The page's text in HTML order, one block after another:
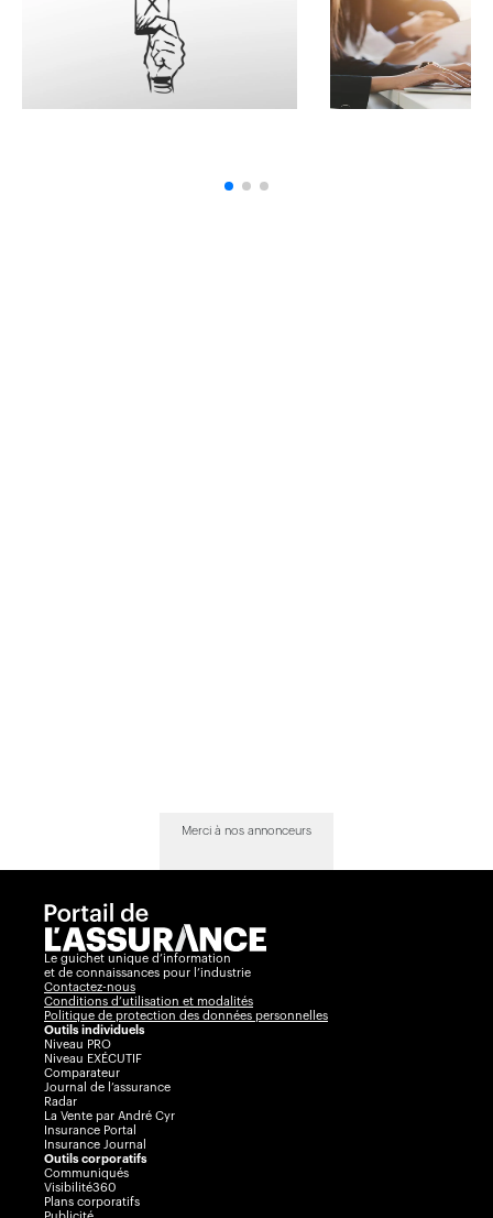
Merci à nos annonceurs
Le guichet unique d’information
et de connaissances pour l’industrie
Contactez-nous
Conditions d’utilisation et modalités
Politique de protection des données personnelles
Outils individuels
Niveau PRO
Niveau EXÉCUTIF
Comparateur
Journal de l’assurance
Radar
La Vente par André Cyr
Insurance Portal
Insurance Journal
Outils corporatifs
Communiqués
Visibilité360
Plans corporatifs